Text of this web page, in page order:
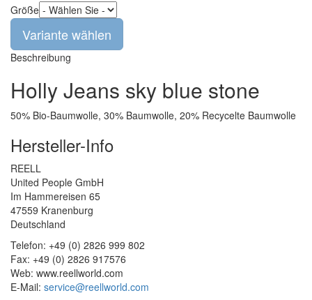
Größe
Beschreibung
Holly Jeans sky blue stone
50% Bio-Baumwolle, 30% Baumwolle, 20% Recycelte Baumwolle
Hersteller-Info
REELL
United People GmbH
Im Hammereisen 65
47559 Kranenburg
Deutschland
Telefon: +49 (0) 2826 999 802
Fax: +49 (0) 2826 917576
Web: www.reellworld.com
E-Mail: service@reellworld.com